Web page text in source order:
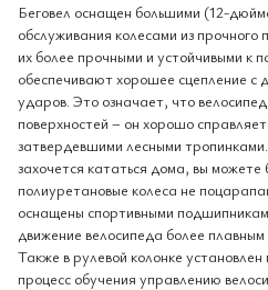
Беговел оснащен большими (12-
обслуживания колесами из
их более прочными и устойчивыми к
обеспечивают хорошее сцепление с
ударов. Это означает, что
поверхностей – он хорошо
затвердевшими лесными
захочется кататься дома, вы можете
полиуретановые колеса не
оснащены спортивными
движение велосипеда более
Также в рулевой колонке
процесс обучения управлению